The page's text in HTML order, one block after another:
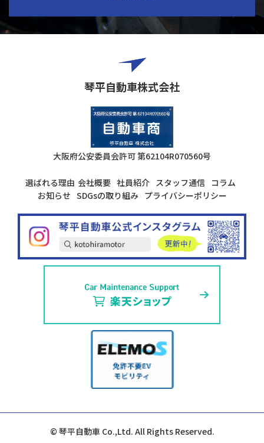
琴平自動車株式会社
大阪府公安委員会許可第62104R070560号
選ばれる理由 会社概要 社員紹介 スタッフ通信 コラム
お知らせ SDGsの取り組み プライバシーポリシー
© 琴平自動車 Co.,Ltd. All Rights Reserved.